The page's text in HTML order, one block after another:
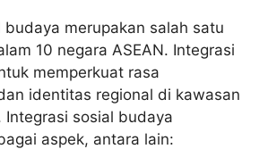
budaya merupakan salah satu
10 negara ASEAN. Integrasi
memperkuat rasa
identitas regional di kawasan
Integrasi sosial budaya
aspek, antara lain: